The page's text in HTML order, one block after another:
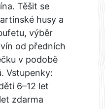
Těšit se
husy a
výběr
od předních
v podobě
Vstupenky:
6–12 let
zdarma